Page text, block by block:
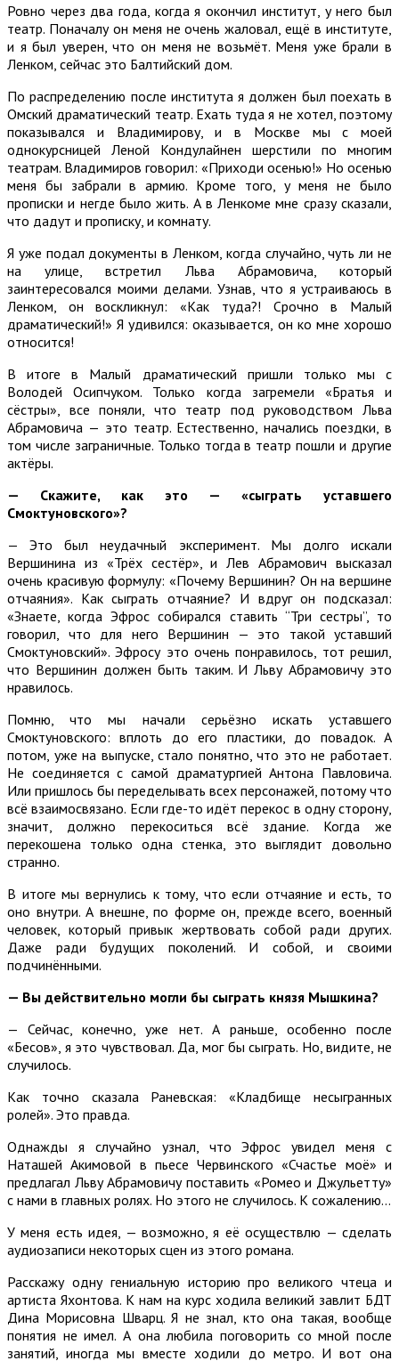
Ровно через два года, когда я окончил институт, у него был
театр. Поначалу он меня не очень жаловал, ещё в институте,
и я был уверен, что он меня не возьмёт. Меня уже брали в
Ленком, сейчас это Балтийский дом.
По распределению после института я должен был поехать в
Омский драматический театр. Ехать туда я не хотел, поэтому
показывался и Владимирову, и в Москве мы с моей
однокурсницей Леной Кондулайнен шерстили по многим
театрам. Владимиров говорил: «Приходи осенью!» Но осенью
меня бы забрали в армию. Кроме того, у меня не было
прописки и негде было жить. А в Ленкоме мне сразу сказали,
что дадут и прописку, и комнату.
Я уже подал документы в Ленком, когда случайно, чуть ли не
на улице, встретил Льва Абрамовича, который
заинтересовался моими делами. Узнав, что я устраиваюсь в
Ленком, он воскликнул: «Как туда?! Срочно в Малый
драматический!» Я удивился: оказывается, он ко мне хорошо
относится!
В итоге в Малый драматический пришли только мы с
Володей Осипчуком. Только когда загремели «Братья и
сёстры», все поняли, что театр под руководством Льва
Абрамовича — это театр. Естественно, начались поездки, в
том числе заграничные. Только тогда в театр пошли и другие
актёры.
— Скажите, как это — «сыграть уставшего
Смоктуновского»?
— Это был неудачный эксперимент. Мы долго искали
Вершинина из «Трёх сестёр», и Лев Абрамович высказал
очень красивую формулу: «Почему Вершинин? Он на вершине
отчаяния». Как сыграть отчаяние? И вдруг он подсказал:
«Знаете, когда Эфрос собирался ставить “Три сестры”, то
говорил, что для него Вершинин — это такой уставший
Смоктуновский». Эфросу это очень понравилось, тот решил,
что Вершинин должен быть таким. И Льву Абрамовичу это
нравилось.
Помню, что мы начали серьёзно искать уставшего
Смоктуновского: вплоть до его пластики, до повадок. А
потом, уже на выпуске, стало понятно, что это не работает.
Не соединяется с самой драматургией Антона Павловича.
Или пришлось бы переделывать всех персонажей, потому что
всё взаимосвязано. Если где-то идёт перекос в одну сторону,
значит, должно перекоситься всё здание. Когда же
перекошена только одна стенка, это выглядит довольно
странно.
В итоге мы вернулись к тому, что если отчаяние и есть, то
оно внутри. А внешне, по форме он, прежде всего, военный
человек, который привык жертвовать собой ради других.
Даже ради будущих поколений. И собой, и своими
подчинёнными.
— Вы действительно могли бы сыграть князя Мышкина?
— Сейчас, конечно, уже нет. А раньше, особенно после
«Бесов», я это чувствовал. Да, мог бы сыграть. Но, видите, не
случилось.
Как точно сказала Раневская: «Кладбище несыгранных
ролей». Это правда.
Однажды я случайно узнал, что Эфрос увидел меня с
Наташей Акимовой в пьесе Червинского «Счастье моё» и
предлагал Льву Абрамовичу поставить «Ромео и Джульетту»
с нами в главных ролях. Но этого не случилось. К сожалению…
У меня есть идея, — возможно, я её осуществлю — сделать
аудиозаписи некоторых сцен из этого романа.
Расскажу одну гениальную историю про великого чтеца и
артиста Яхонтова. К нам на курс ходила великий завлит БДТ
Дина Морисовна Шварц. Я не знал, кто она такая, вообще
понятия не имел. А она любила поговорить со мной после
занятий, иногда мы вместе ходили до метро. И вот она